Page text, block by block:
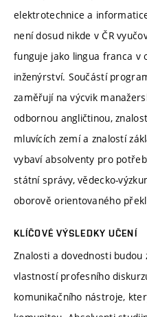
elektrotechnice a
není dosud nikde v ČR
funguje jako lingua franca v
inženýrství. Součástí
zaměřují na výcvik
odbornou angličtinou,
mluvících zemí a znalostí
vybaví absolventy pro
státní správy, vědecko-
oborově orientovaného
KLÍČOVÉ VÝSLEDKY UČENÍ
Znalosti a dovednosti
vlastností profesního
komunikačního nástroje,